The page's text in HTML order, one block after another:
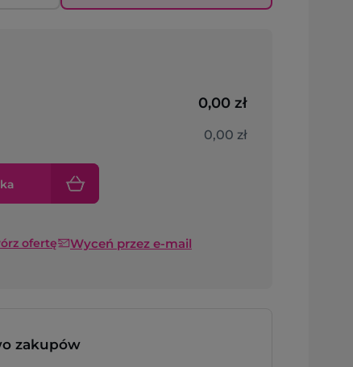
0,00 zł
0,00 zł
ofertę Wyceń przez e-mail
zakupów